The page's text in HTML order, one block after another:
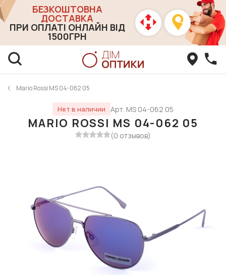
БЕЗКОШТОВНА
ДОСТАВКА
ПРИ ОПЛАТІ ОНЛАЙН ВІД
1500ГРН
Mario Rossi MS 04-062 05
Нет в наличии Арт. MS 04-062 05
MARIO ROSSI MS 04-062 05
(0 отзывов)